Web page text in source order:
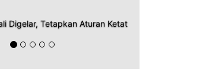
Digelar, Tetapkan Aturan Ketat